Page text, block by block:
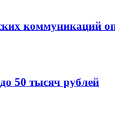
коммуникаций
50 тысяч рублей